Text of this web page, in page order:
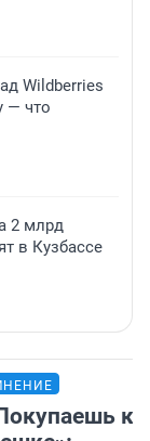
Wildberries
— что
2 млрд
в Кузбассе